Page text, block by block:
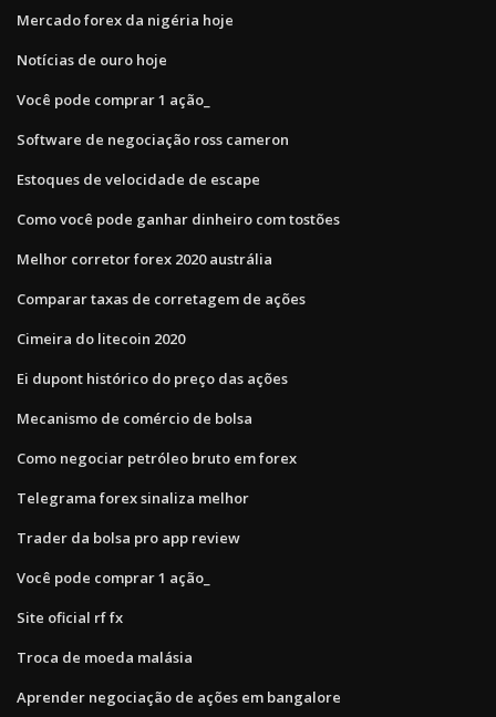
Mercado forex da nigéria hoje
Notícias de ouro hoje
Você pode comprar 1 ação_
Software de negociação ross cameron
Estoques de velocidade de escape
Como você pode ganhar dinheiro com tostões
Melhor corretor forex 2020 austrália
Comparar taxas de corretagem de ações
Cimeira do litecoin 2020
Ei dupont histórico do preço das ações
Mecanismo de comércio de bolsa
Como negociar petróleo bruto em forex
Telegrama forex sinaliza melhor
Trader da bolsa pro app review
Você pode comprar 1 ação_
Site oficial rf fx
Troca de moeda malásia
Aprender negociação de ações em bangalore